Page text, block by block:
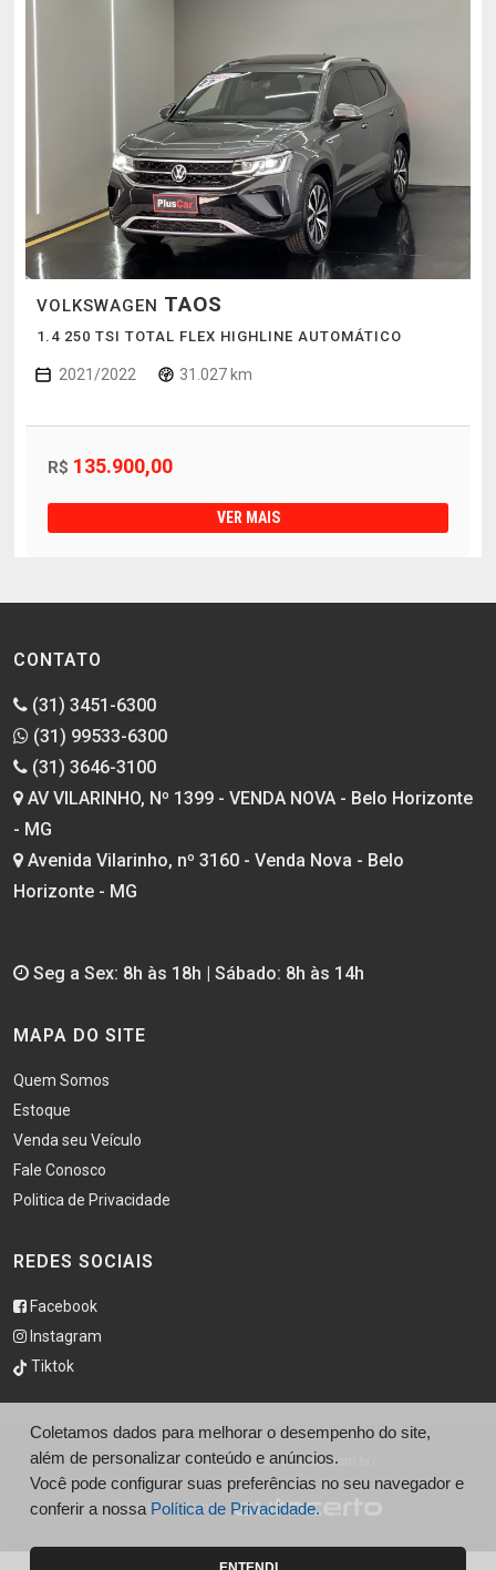
VOLKSWAGEN TAOS
1.4 250 TSI TOTAL FLEX HIGHLINE AUTOMÁTICO
2021/2022 31.027 km
R$ 135.900,00
VER MAIS
CONTATO
(31) 3451-6300
(31) 99533-6300
(31) 3646-3100
AV VILARINHO, Nº 1399 - VENDA NOVA - Belo Horizonte
- MG
Avenida Vilarinho, nº 3160 - Venda Nova - Belo
Horizonte - MG
Seg a Sex: 8h às 18h | Sábado: 8h às 14h
MAPA DO SITE
Quem Somos
Estoque
Venda seu Veículo
Fale Conosco
Politica de Privacidade
REDES SOCIAIS
Facebook
Instagram
Tiktok
© Pluscar - http://pluscarveiculos.com.br/
Desenvolvido por
Coletamos dados para melhorar o desempenho do site,
além de personalizar conteúdo e anúncios.
Você pode configurar suas preferências no seu navegador e
conferir a nossa Política de Privacidade.